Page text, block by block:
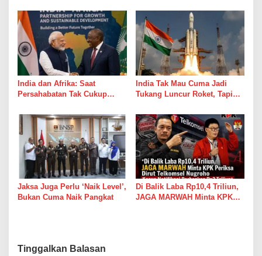
Korupsi PETRAL, PES dan
ISC
India dan Afrika: Saat
Persahabatan Tak Cukup
India Tak Mau Cuma Jadi
Tukang Luncur Roket, Tapi
Angkasa
Jaksa Juga Perlu ‘Naik Level’,
Bukan Cuma Naik Pangkat
Di Balik Laba Rp10,4 Triliun,
JAGA MARWAH Minta KPK
Tinggalkan Balasan